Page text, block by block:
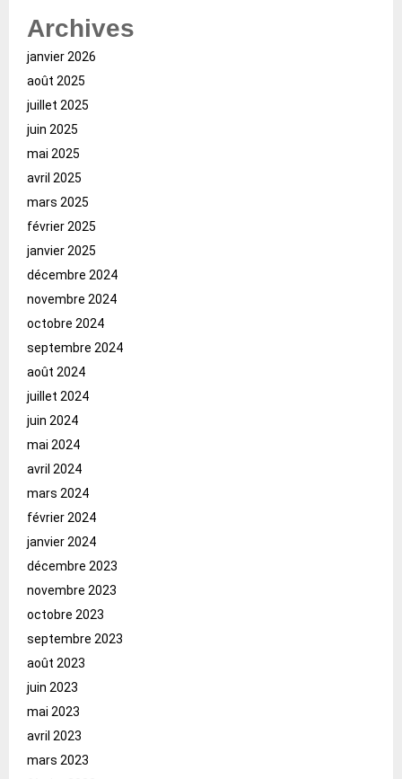
Archives
janvier 2026
août 2025
juillet 2025
juin 2025
mai 2025
avril 2025
mars 2025
février 2025
janvier 2025
décembre 2024
novembre 2024
octobre 2024
septembre 2024
août 2024
juillet 2024
juin 2024
mai 2024
avril 2024
mars 2024
février 2024
janvier 2024
décembre 2023
novembre 2023
octobre 2023
septembre 2023
août 2023
juin 2023
mai 2023
avril 2023
mars 2023